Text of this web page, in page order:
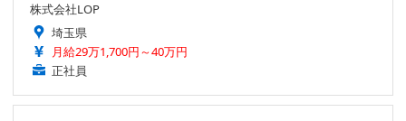
株式会社LOP
埼玉県
月給29万1,700円～40万円
正社員